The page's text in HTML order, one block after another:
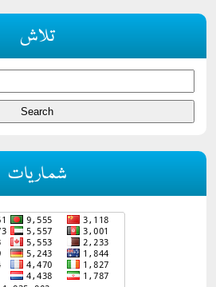
تلاش
شماریات